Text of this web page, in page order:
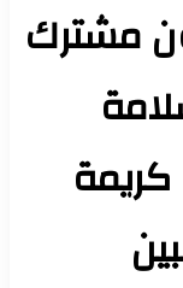
مشترك